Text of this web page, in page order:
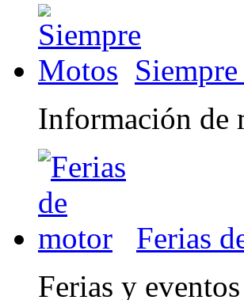
Información de
Ferias
Ferias y